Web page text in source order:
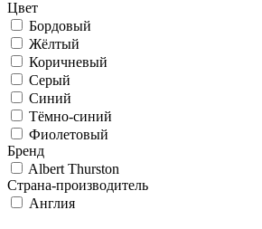
Цвет
Бордовый
Жёлтый
Коричневый
Серый
Синий
Тёмно-синий
Фиолетовый
Бренд
Albert Thurston
Страна-производитель
Англия